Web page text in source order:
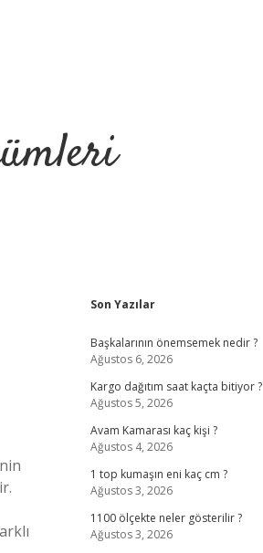
Sidebar
Son Yazılar
Başkalarının önemsemek nedir ?
Ağustos 6, 2026
Kargo dağıtım saat kaçta bitiyor ?
Ağustos 5, 2026
Avam Kamarası kaç kişi ?
Ağustos 4, 2026
1 top kumaşın eni kaç cm ?
Ağustos 3, 2026
1100 ölçekte neler gösterilir ?
Ağustos 3, 2026